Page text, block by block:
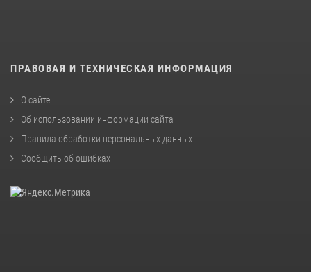
ПРАВОВАЯ И ТЕХНИЧЕСКАЯ ИНФОРМАЦИЯ
О сайте
Об использовании информации сайта
Правила обработки персональных данных
Сообщить об ошибках